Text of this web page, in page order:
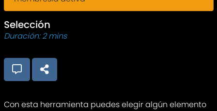
Selección
Duración: 2 mins
Con esta herramienta puedes elegir algún elemento